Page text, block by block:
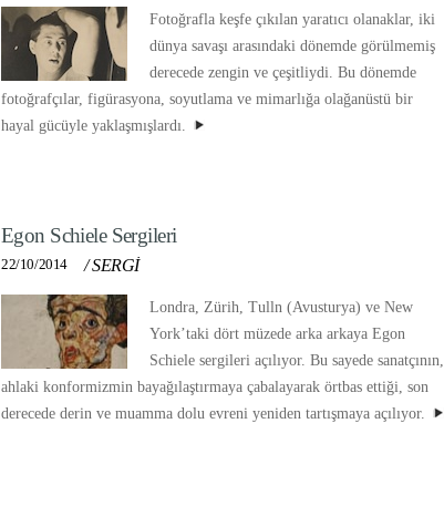
Fotoğrafla keşfe çıkılan yaratıcı olanaklar, iki
dünya savaşı arasındaki dönemde görülmemiş
derecede zengin ve çeşitliydi. Bu dönemde
fotoğrafçılar, figürasyona, soyutlama ve mimarlığa olağanüstü bir
hayal gücüyle yaklaşmışlardı.
Egon Schiele Sergileri
22/10/2014 /SERGİ
Londra, Zürih, Tulln (Avusturya) ve New
York’taki dört müzede arka arkaya Egon
Schiele sergileri açılıyor. Bu sayede sanatçının,
ahlaki konformizmin bayağılaştırmaya çabalayarak örtbas ettiği, son
derecede derin ve muamma dolu evreni yeniden tartışmaya açılıyor.